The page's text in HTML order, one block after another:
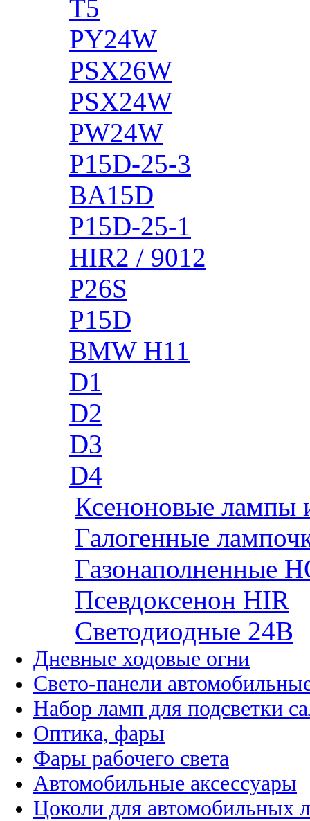
T5
PY24W
PSX26W
PSX24W
PW24W
P15D-25-3
BA15D
P15D-25-1
HIR2 / 9012
P26S
P15D
BMW H11
D1
D2
D3
D4
Ксеноновые лампы
Галогенные
Газонаполненные
Псевдоксенон HIR
Cветодиодные 24B
Дневные ходовые огни
Свето-панели
Набор ламп для подсветки
Оптика, фары
Фары рабочего света
Автомобильные аксессуары
Цоколи для автомобильных